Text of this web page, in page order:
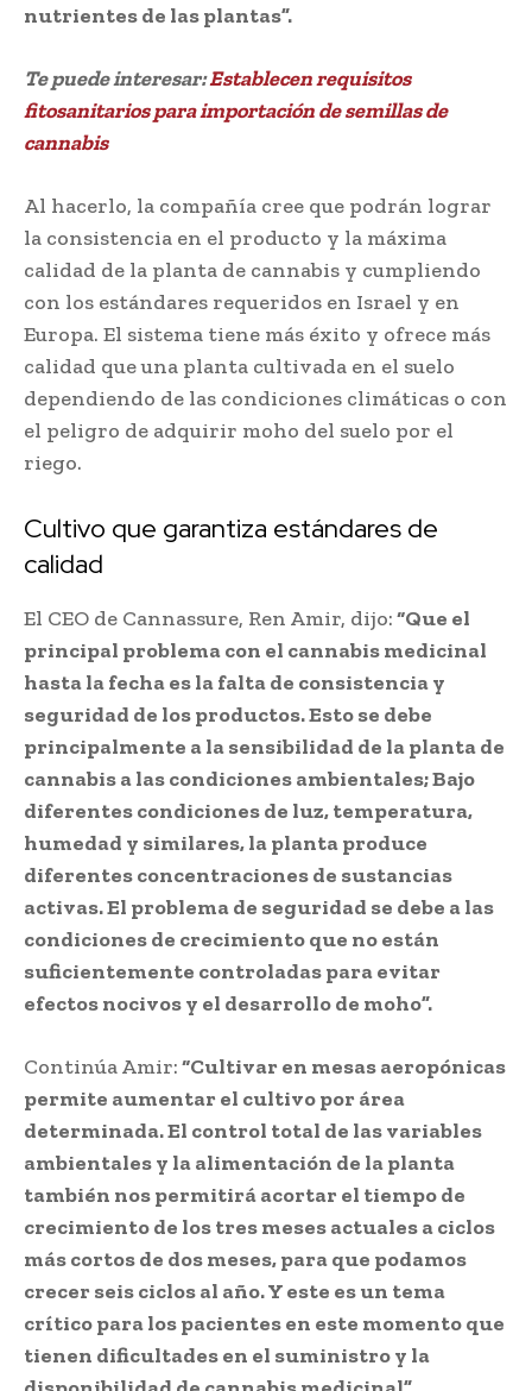
nutrientes de las plantas”.
Te puede interesar:Establecen requisitos
fitosanitarios para importación de semillas de
cannabis
Al hacerlo, la compañía cree que podrán lograr
la consistencia en el producto y la máxima
calidad de la planta de cannabis y cumpliendo
con los estándares requeridos en Israel y en
Europa. El sistema tiene más éxito y ofrece más
calidad que una planta cultivada en el suelo
dependiendo de las condiciones climáticas o con
el peligro de adquirir moho del suelo por el
riego.
Cultivo que garantiza estándares de
calidad
El CEO de Cannassure, Ren Amir, dijo:“Que el
principal problema con el cannabis medicinal
hasta la fecha es la falta de consistencia y
seguridad de los productos. Esto se debe
principalmente a la sensibilidad de la planta de
cannabis a las condiciones ambientales; Bajo
diferentes condiciones de luz, temperatura,
humedad y similares, la planta produce
diferentes concentraciones de sustancias
activas. El problema de seguridad se debe a las
condiciones de crecimiento que no están
suficientemente controladas para evitar
efectos nocivos y el desarrollo de moho”.
Continúa Amir:“Cultivar en mesas aeropónicas
permite aumentar el cultivo por área
determinada. El control total de las variables
ambientales y la alimentación de la planta
también nos permitirá acortar el tiempo de
crecimiento de los tres meses actuales a ciclos
más cortos de dos meses, para que podamos
crecer seis ciclos al año. Y este es un tema
crítico para los pacientes en este momento que
tienen dificultades en el suministro y la